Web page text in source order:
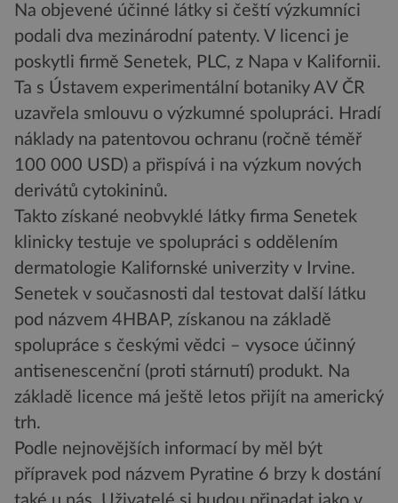
Na objevené účinné látky si čeští výzkumníci
podali dva mezinárodní patenty. V licenci je
poskytli firmě Senetek, PLC, z Napa v Kalifornii.
Ta s Ústavem experimentální botaniky AV ČR
uzavřela smlouvu o výzkumné spolupráci. Hradí
náklady na patentovou ochranu (ročně téměř
100 000 USD) a přispívá i na výzkum nových
derivátů cytokininů.
Takto získané neobvyklé látky firma Senetek
klinicky testuje ve spolupráci s oddělením
dermatologie Kalifornské univerzity v Irvine.
Senetek v současnosti dal testovat další látku
pod názvem 4HBAP, získanou na základě
spolupráce s českými vědci – vysoce účinný
antisenescenční (proti stárnutí) produkt. Na
základě licence má ještě letos přijít na americký
trh.
Podle nejnovějších informací by měl být
přípravek pod názvem Pyratine 6 brzy k dostání